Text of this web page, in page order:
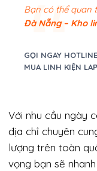
Bạn có thể quan
Đà Nẵng – Kho
GỌI NGAY
MUA LINH KIỆN
Với nhu cầu ngày
địa chỉ chuyên
lượng trên toàn
vọng bạn sẽ